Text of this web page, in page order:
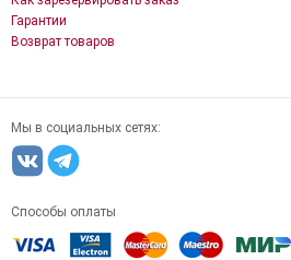
Гарантии
Возврат товаров
Мы в социальных сетях:
Способы оплаты